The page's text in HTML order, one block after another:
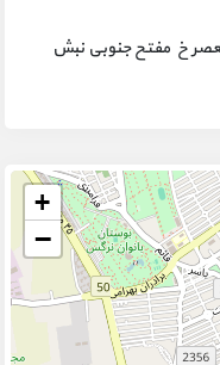
خ مفتح جنوبی نبش
+
−